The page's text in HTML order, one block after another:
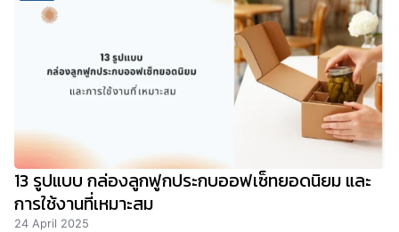
13 รูปแบบ กล่องลูกฟูกประกบออฟเซ็ทยอดนิยม และ
การใช้งานที่เหมาะสม
24 April 2025